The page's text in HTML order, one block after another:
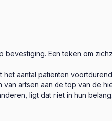
bevestiging. Een teken om
het aantal patiënten
artsen aan de top van de
ligt dat niet in hun